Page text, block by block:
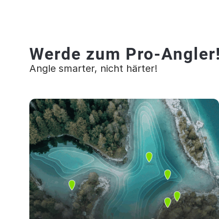
Werde zum Pro-
Angle smarter, nicht härter!